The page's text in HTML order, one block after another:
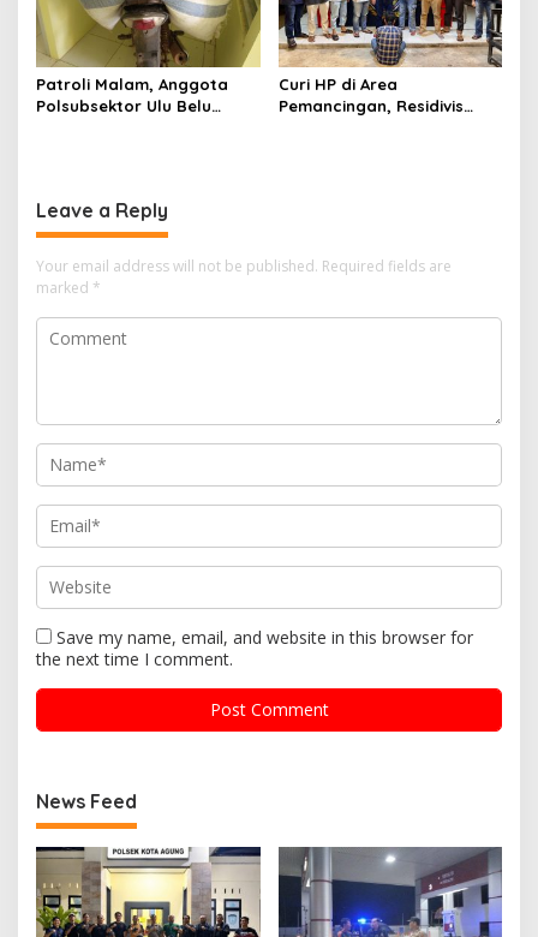
Patroli Malam, Anggota
Polsubsektor Ulu Belu
Curi HP di Area
Pemancingan, Residivis
Leave a Reply
Your email address will not be published. Required fields are
marked *
Save my name, email, and website in this browser for
the next time I comment.
News Feed